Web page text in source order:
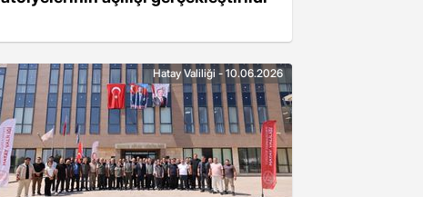
Hatay Valiliği - 10.06.2026